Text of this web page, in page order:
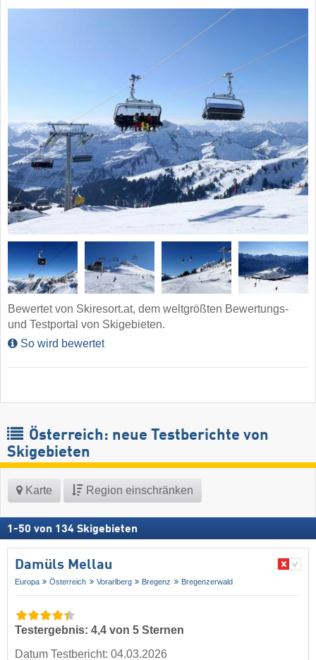
Bewertet von Skiresort.at, dem weltgrößten Bewertungs-
und Testportal von Skigebieten.
So wird bewertet
Österreich: neue Testberichte von
Skigebieten
Karte Region einschränken
1 -50 von 134 Skigebieten
Damüls Mellau
Europa Österreich Vorarlberg Bregenz Bregenzerwald
Testergebnis: 4,4 von 5 Sternen
Datum Testbericht: 04.03.2026